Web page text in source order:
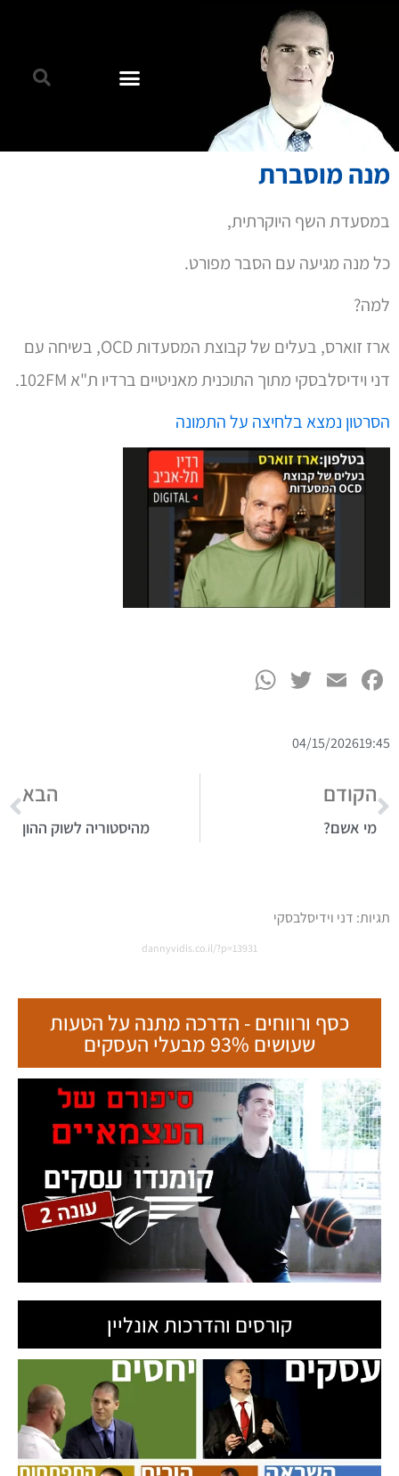
מנה מוסברת
במסעדת השף היוקרתית,
כל מנה מגיעה עם הסבר מפורט.
למה?
ארז זוארס, בעלים של קבוצת המסעדות OCD, בשיחה עם
דני וידיסלבסקי מתוך התוכנית מאניטיים ברדיו ת"א 102FM.
הסרטון נמצא בלחיצה על התמונה
Facebook
Email
Twitter
19:45
04/15/2026
הקודם
מי אשם?
הבא
מהיסטוריה לשוק ההון
תגיות: דני וידיסלבסקי
dannyvidis.co.il/?p=13931
כסף ורווחים - הדרכה מתנה על הטעות
שעושים 93% מבעלי העסקים
קורסים והדרכות אונליין